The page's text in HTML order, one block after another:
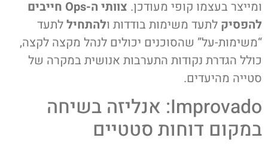
ומייצר בעצמו קופי מעודכן.
צוותי ה-Ops חייבים
להפסיק לתעד משימות בודדות ולהתחיללתעד
“משימות-על” שהסוכנים יכולים לנהל מקצה לקצה,
כולל הגדרת נקודות התערבות אנושית במקרה של
סטייה מהיעדים.
Improvado: אנליזה בשיחה
במקום דוחות סטטיים